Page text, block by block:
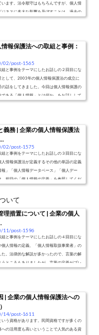
ます。法令順守はもちろんですが、個人情
ネスに多大な影響を及ぼすことは、過去の
て、「個人情報保護」はどこまでやればい
報保護法への取組と事例：
02/post-1565
と事例をテーマにしたお話しの２回目にな
して、2003年の個人情報保護法の成立に
話をしてきました。今回は個人情報保護の
ある「個人情報」とは何か、をお話しして
きません。「だいたいこういうもの」とい
義務 | 企業の個人情報保護法
02/post-1575
と事例をテーマにしたお話しの３回目にな
情報保護法が定義するその他の単語の定義
」「個人情報データベース」「個人デー
前回の「個人情報の定義」を参照してくだ
ていますが、最後までお付き合い願いま
いて
措置について | 企業の個人
11/post-1596
と事例をテーマにしたお話しの４回目にな
人情報の定義、「個人情報取扱事業者」の
。法律的な解説が多かったので、言葉の解
ところもありましたが、言葉の定義がブレ
思います。前回の話の中で個人情報の保
| 企業の個人情報保護法への
14/post-1611
う資格があります。民間資格ですが多くの
の活用度も高いということで人気のある資